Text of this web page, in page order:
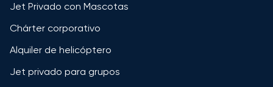
Jet Privado con Mascotas
Chárter corporativo
Alquiler de helicóptero
Jet privado para grupos